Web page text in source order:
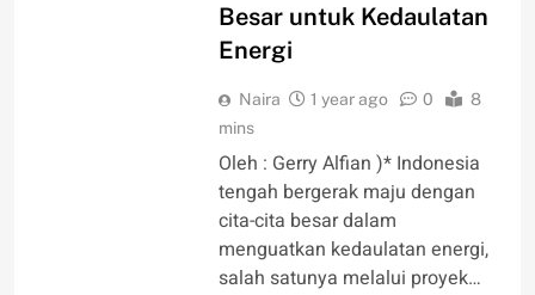
Besar untuk Kedaulatan
Energi
Naira 1 year ago 0
8
mins
Oleh : Gerry Alfian )* Indonesia
tengah bergerak maju dengan
cita-cita besar dalam
menguatkan kedaulatan energi,
salah satunya melalui proyek…